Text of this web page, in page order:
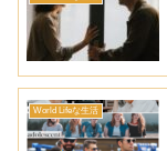
World Lifeな生活